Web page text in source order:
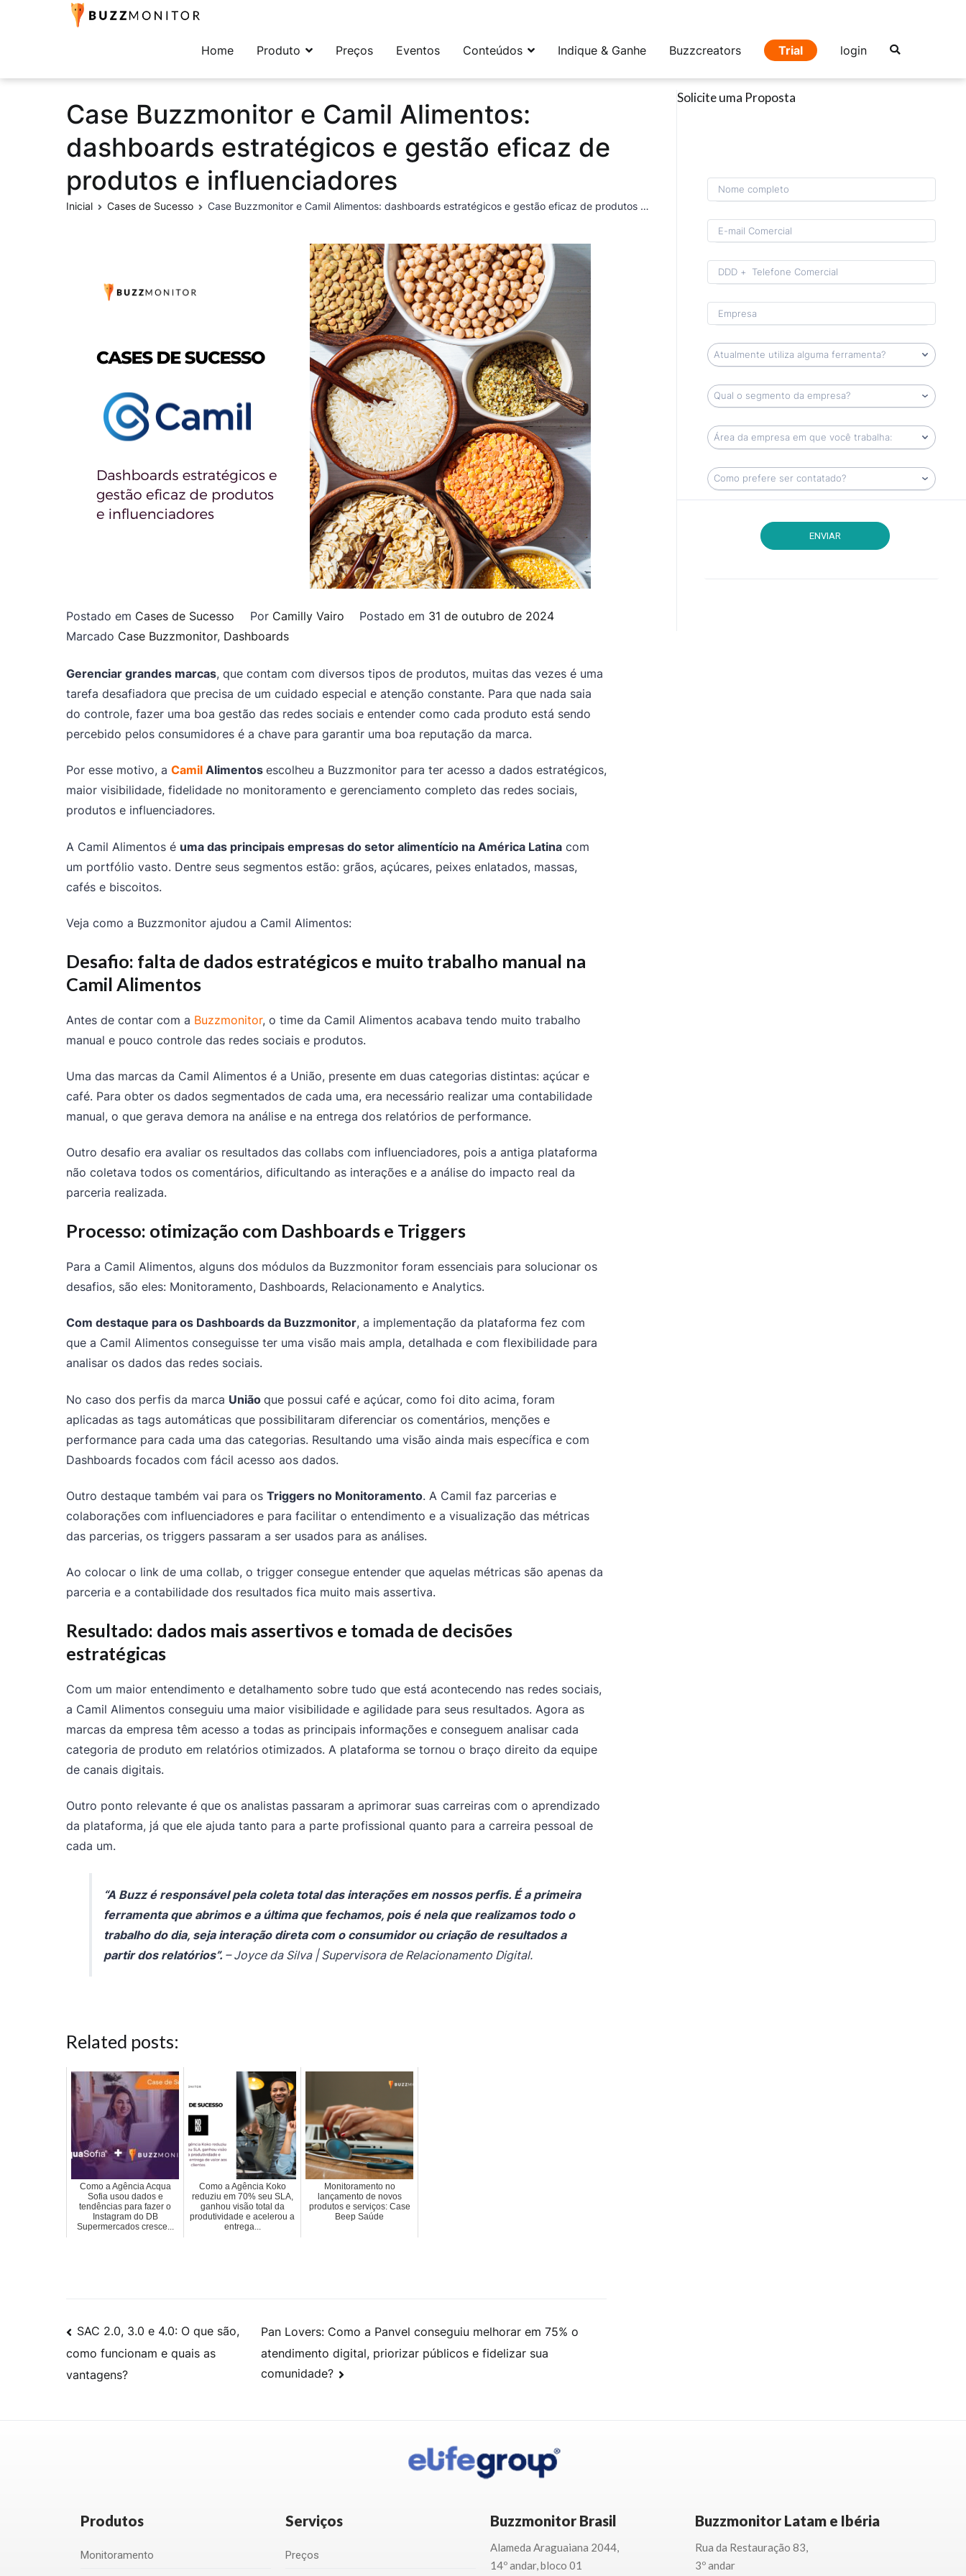
Home Produto Preços Eventos Conteúdos Indique & Ganhe Buzzcreators Trial login
Case Buzzmonitor e Camil Alimentos:
dashboards estratégicos e gestão eficaz de
produtos e influenciadores
Inicial Cases de Sucesso Case Buzzmonitor e Camil Alimentos: dashboards estratégicos e gestão eficaz de produtos e influenciadores
Postado em Cases de Sucesso Por Camilly Vairo Postado em 31 de outubro de 2024
Marcado Case Buzzmonitor, Dashboards
Gerenciar grandes marcas, que contam com diversos tipos de produtos, muitas das vezes é uma
tarefa desafiadora que precisa de um cuidado especial e atenção constante. Para que nada saia
do controle, fazer uma boa gestão das redes sociais e entender como cada produto está sendo
percebido pelos consumidores é a chave para garantir uma boa reputação da marca.
Por esse motivo, a Camil Alimentos escolheu a Buzzmonitor para ter acesso a dados estratégicos,
maior visibilidade, fidelidade no monitoramento e gerenciamento completo das redes sociais,
produtos e influenciadores.
A Camil Alimentos é uma das principais empresas do setor alimentício na América Latina com
um portfólio vasto. Dentre seus segmentos estão: grãos, açúcares, peixes enlatados, massas,
cafés e biscoitos.
Veja como a Buzzmonitor ajudou a Camil Alimentos:
Desafio: falta de dados estratégicos e muito trabalho manual na
Camil Alimentos
Antes de contar com a Buzzmonitor, o time da Camil Alimentos acabava tendo muito trabalho
manual e pouco controle das redes sociais e produtos.
Uma das marcas da Camil Alimentos é a União, presente em duas categorias distintas: açúcar e
café. Para obter os dados segmentados de cada uma, era necessário realizar uma contabilidade
manual, o que gerava demora na análise e na entrega dos relatórios de performance.
Outro desafio era avaliar os resultados das collabs com influenciadores, pois a antiga plataforma
não coletava todos os comentários, dificultando as interações e a análise do impacto real da
parceria realizada.
Processo: otimização com Dashboards e Triggers
Para a Camil Alimentos, alguns dos módulos da Buzzmonitor foram essenciais para solucionar os
desafios, são eles: Monitoramento, Dashboards, Relacionamento e Analytics.
Com destaque para os Dashboards da Buzzmonitor, a implementação da plataforma fez com
que a Camil Alimentos conseguisse ter uma visão mais ampla, detalhada e com flexibilidade para
analisar os dados das redes sociais.
No caso dos perfis da marca União que possui café e açúcar, como foi dito acima, foram
aplicadas as tags automáticas que possibilitaram diferenciar os comentários, menções e
performance para cada uma das categorias. Resultando uma visão ainda mais específica e com
Dashboards focados com fácil acesso aos dados.
Outro destaque também vai para os Triggers no Monitoramento. A Camil faz parcerias e
colaborações com influenciadores e para facilitar o entendimento e a visualização das métricas
das parcerias, os triggers passaram a ser usados para as análises.
Ao colocar o link de uma collab, o trigger consegue entender que aquelas métricas são apenas da
parceria e a contabilidade dos resultados fica muito mais assertiva.
Resultado: dados mais assertivos e tomada de decisões
estratégicas
Com um maior entendimento e detalhamento sobre tudo que está acontecendo nas redes sociais,
a Camil Alimentos conseguiu uma maior visibilidade e agilidade para seus resultados. Agora as
marcas da empresa têm acesso a todas as principais informações e conseguem analisar cada
categoria de produto em relatórios otimizados. A plataforma se tornou o braço direito da equipe
de canais digitais.
Outro ponto relevante é que os analistas passaram a aprimorar suas carreiras com o aprendizado
da plataforma, já que ele ajuda tanto para a parte profissional quanto para a carreira pessoal de
cada um.
“A Buzz é responsável pela coleta total das interações em nossos perfis. É a primeira
ferramenta que abrimos e a última que fechamos, pois é nela que realizamos todo o
trabalho do dia, seja interação direta com o consumidor ou criação de resultados a
partir dos relatórios”. – Joyce da Silva | Supervisora de Relacionamento Digital.
Related posts:
Como a Agência Acqua
Sofia usou dados e
tendências para fazer o
Instagram do DB
Supermercados cresce...
Como a Agência Koko
reduziu em 70% seu SLA,
ganhou visão total da
produtividade e acelerou a
entrega...
Monitoramento no
lançamento de novos
produtos e serviços: Case
Beep Saúde
SAC 2.0, 3.0 e 4.0: O que são,
como funcionam e quais as
vantagens?
Pan Lovers: Como a Panvel conseguiu melhorar em 75% o
atendimento digital, priorizar públicos e fidelizar sua
comunidade?
Solicite uma Proposta
Format: (00) 0 0000-0000.
ENVIAR
Produtos
Monitoramento
Serviços
Preços
Buzzmonitor Brasil
Alameda Araguaiana 2044,
14º andar, bloco 01
Buzzmonitor Latam e Ibéria
Rua da Restauração 83,
3º andar